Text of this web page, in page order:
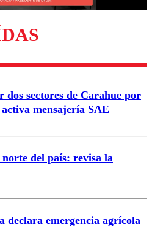
Enviar comentario
dos sectores de Carahue por
mensajería SAE
del país: revisa la
emergencia agrícola